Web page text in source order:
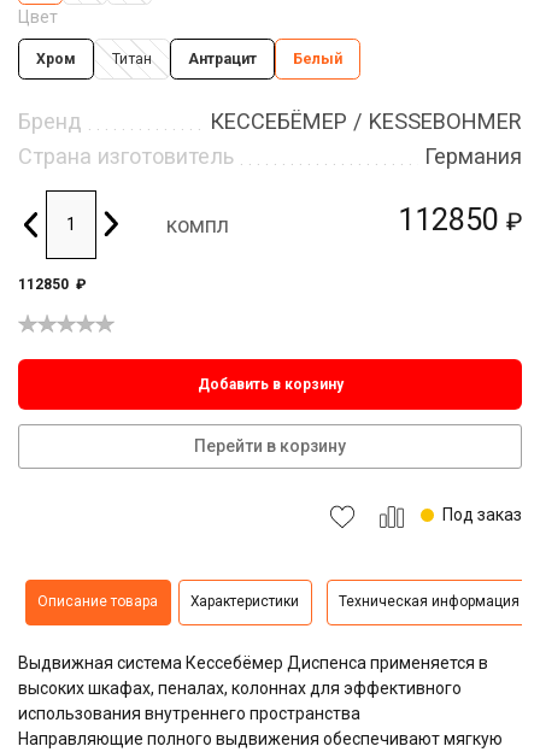
112850 ₽
Цвет
Хром Титан Антрацит Белый
Бренд
КЕССЕБЁМЕР / KESSEBOHMER
Страна изготовитель
Германия
компл
112850 ₽
Добавить в корзину
Перейти в корзину
Под заказ
Описание товара Характеристики Техническая информация
Выдвижная система Кессебёмер Диспенса применяется в
высоких шкафах, пеналах, колоннах для эффективного
использования внутреннего пространства
Направляющие полного выдвижения обеспечивают мягкую